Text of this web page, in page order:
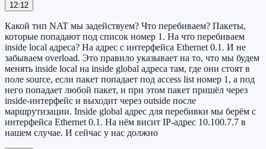
12:12
Какой тип NAT мы задействуем? Что перебиваем? Пакеты,
которые попадают под список номер 1. На что перебиваем
inside local адреса? На адрес с интерфейса Ethernet 0.1. И не
забываем overload. Это правило указывает на то, что мы будем
менять inside local на inside global адреса там, где они стоят в
поле source, если пакет попадает под access list номер 1, а под
него попадает любой пакет, и при этом пакет пришёл через
inside-интерфейс и выходит через outside после
маршрутизации. Inside global адрес для перебивки мы берём с
интерфейса Ethernet 0.1. На нём висит IP-адрес 10.100.7.7 в
нашем случае. И сейчас у нас должно